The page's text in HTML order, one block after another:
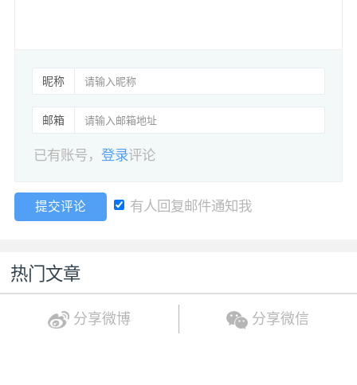
昵称
邮箱
已有账号，登录评论
提交评论 有人回复邮件通知我
热门文章
分享微博 分享微信